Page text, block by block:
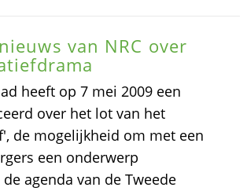
van NRC over
heeft op 7 mei 2009 een
over het lot van het
de mogelijkheid om met een
een onderwerp
agenda van de Tweede